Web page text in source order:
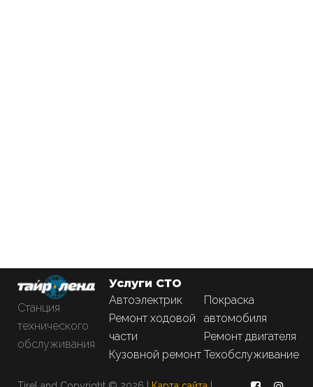
Станция
технического
обслуживания
Услуги СТО
Автоэлектрик
Ремонт ходовой
части
Кузовной ремонт
Покраска
автомобиля
Ремонт двигателя
Техобслуживание